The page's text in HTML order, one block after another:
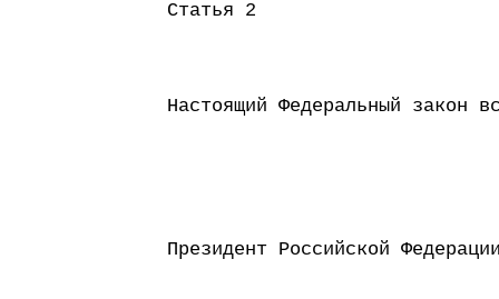
Статья 2
Настоящий Федеральный закон
Президент